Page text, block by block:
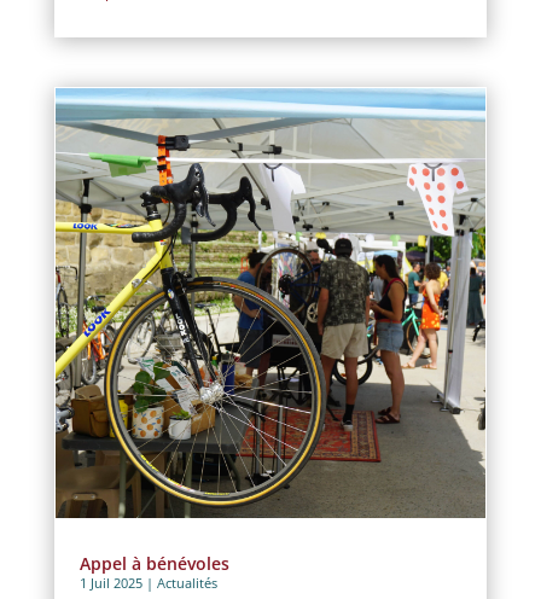
Appel à bénévoles
1 Juil 2025| Actualités